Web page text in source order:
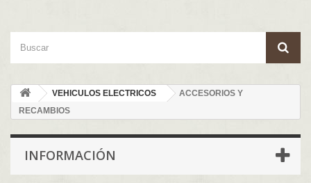
VEHICULOS ELECTRICOS
ACCESORIOS Y
RECAMBIOS
INFORMACIÓN